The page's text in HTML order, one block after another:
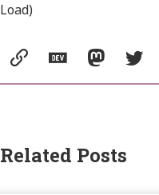
Load)
website
DEV
Related Posts